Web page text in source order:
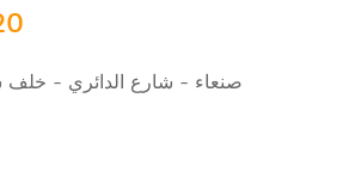
صنعاء - شارع الدائري - خلف